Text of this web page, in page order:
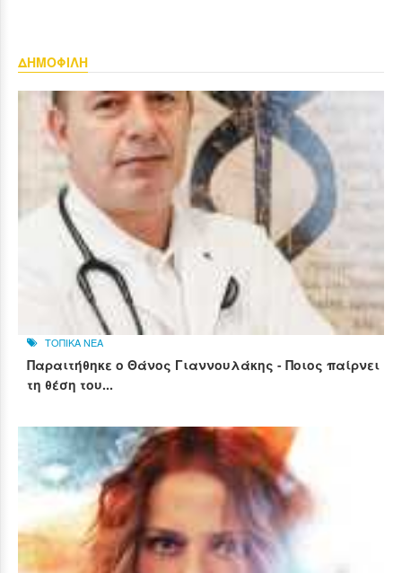
ΔΗΜΟΦΙΛΗ
ΤΟΠΙΚΑ ΝΕΑ
Παραιτήθηκε ο Θάνος Γιαννουλάκης - Ποιος παίρνει
τη θέση του...